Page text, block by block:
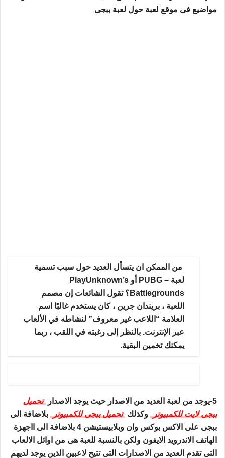
مواضيع فى موقع لعبة حول لعبة ببجى
من الممكن ان يتسأل العديد حول سبب تسمية
لعبة – PUBG أو PlayUnknown’s
Battlegrounds؟ تقول الشائعات إن مصمم
اللعبة ، بريندان جرين ، كان يستخدم غالبًا اسم
العلامة “اللاعب غير معروف” لنشاطه في الألعاب
عبر الإنترنت. بالنظر إلى رغبته في اللقب ، ربما
يمكنك تخمين البقية.
5-يوجد من لعبة العديد من الاصدار حيث يوجد الاصدار
تحميل
ببجى لايت للكمبيوتر وكذلك تحميل ببجى للكمبيوتر بلاضافة الى
ببجى على الاكس بوكس وان وبلابيستيشن 4 بلاضافة الى ااجهزة
الهاتف الاندرويد الايفون ولكن بالنسبة للعبة هى من اوائل الالعاب
التى تقدم العديد من الاصدارات التى تتيح لاعبين الذين يوجد لديهم